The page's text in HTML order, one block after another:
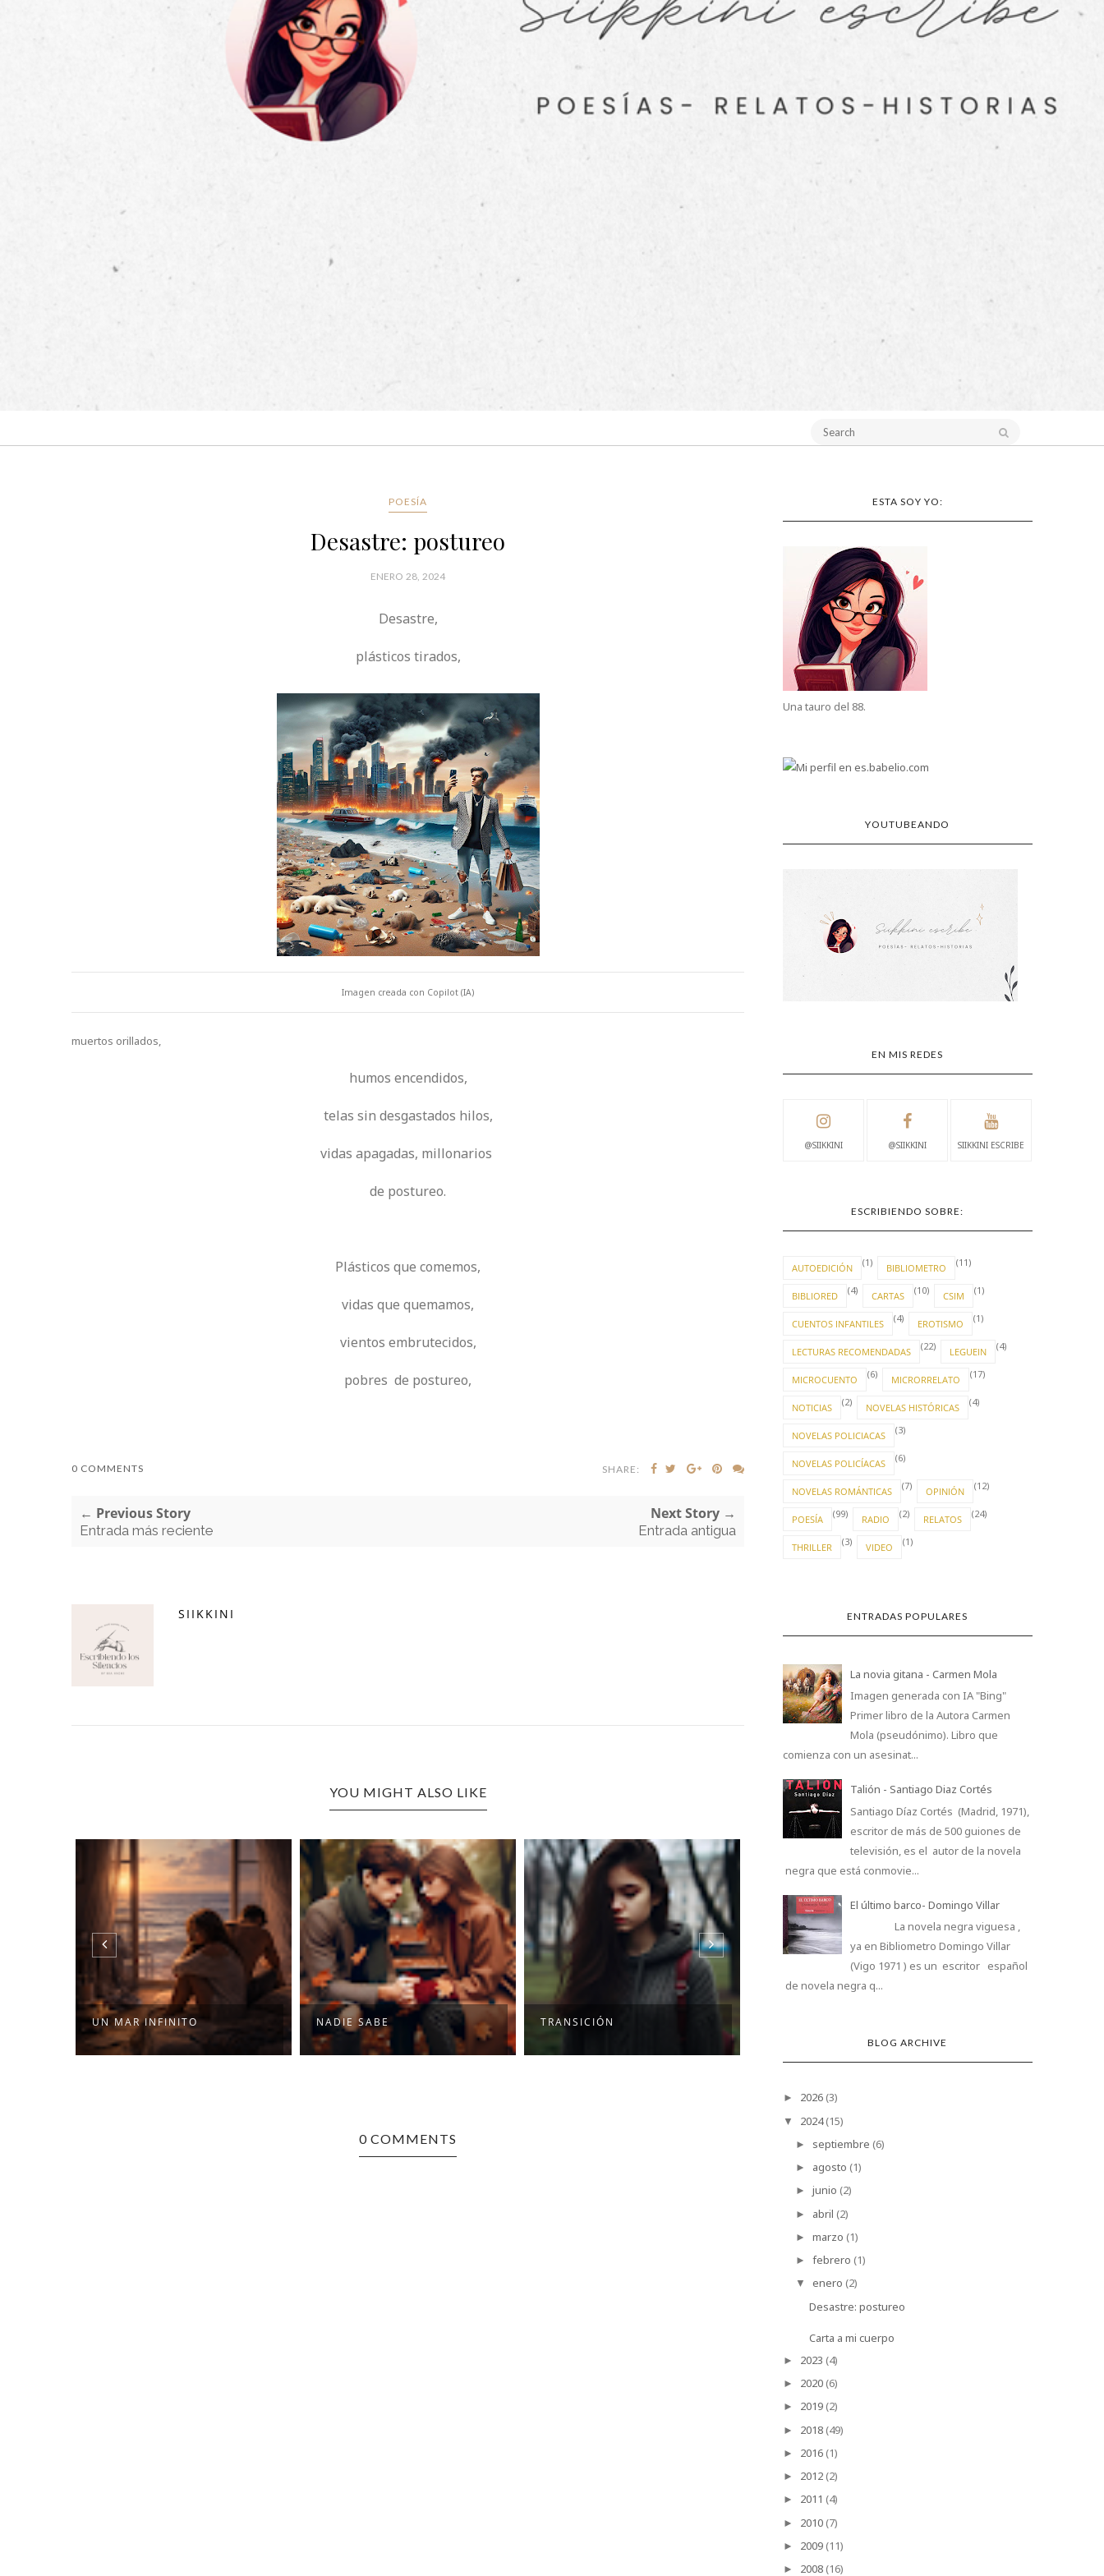
POESÍA
Desastre: postureo
ENERO 28, 2024
Desastre,
plásticos tirados,
Imagen creada con Copilot (IA)
muertos orillados,
humos encendidos,
telas sin desgastados hilos,
vidas apagadas, millonarios
de postureo.
Plásticos que comemos,
vidas que quemamos,
vientos embrutecidos,
pobres de postureo,
0 COMMENTS SHARE:
← Previous Story
Entrada más reciente
Next Story →
Entrada antigua
SIIKKINI
YOU MIGHT ALSO LIKE
UN MAR INFINITO NADIE SABE TRANSICIÓN
0 COMMENTS
ESTA SOY YO:
Una tauro del 88.
YOUTUBEANDO
EN MIS REDES
@SIIKKINI @SIIKKINI SIIKKINI ESCRIBE
ESCRIBIENDO SOBRE:
AUTOEDICIÓN (1) BIBLIOMETRO (11)
BIBLIORED (4) CARTAS (10) CSIM (1)
CUENTOS INFANTILES (4) EROTISMO (1)
LECTURAS RECOMENDADAS (22) LEGUEIN (4)
MICROCUENTO (6) MICRORRELATO (17)
NOTICIAS (2) NOVELAS HISTÓRICAS (4)
NOVELAS POLICIACAS (3)
NOVELAS POLICÍACAS (6)
NOVELAS ROMÁNTICAS (7) OPINIÓN (12)
POESÍA (99) RADIO (2) RELATOS (24)
THRILLER (3) VIDEO (1)
ENTRADAS POPULARES
La novia gitana - Carmen Mola
Imagen generada con IA "Bing"
Primer libro de la Autora Carmen
Mola (pseudónimo). Libro que
comienza con un asesinat...
Talión - Santiago Diaz Cortés
Santiago Díaz Cortés (Madrid, 1971),
escritor de más de 500 guiones de
televisión, es el autor de la novela
negra que está conmovie...
El último barco- Domingo Villar
La novela negra viguesa ,
ya en Bibliometro Domingo Villar
(Vigo 1971 ) es un escritor español
de novela negra q...
BLOG ARCHIVE
► 2026 (3)
▼ 2024 (15)
► septiembre (6)
► agosto (1)
►junio (2)
► abril (2)
►marzo (1)
►febrero (1)
▼ enero (2)
Desastre: postureo
Carta a mi cuerpo
► 2023 (4)
► 2020 (6)
► 2019 (2)
► 2018 (49)
► 2016 (1)
► 2012 (2)
► 2011 (4)
► 2010 (7)
► 2009 (11)
► 2008 (16)